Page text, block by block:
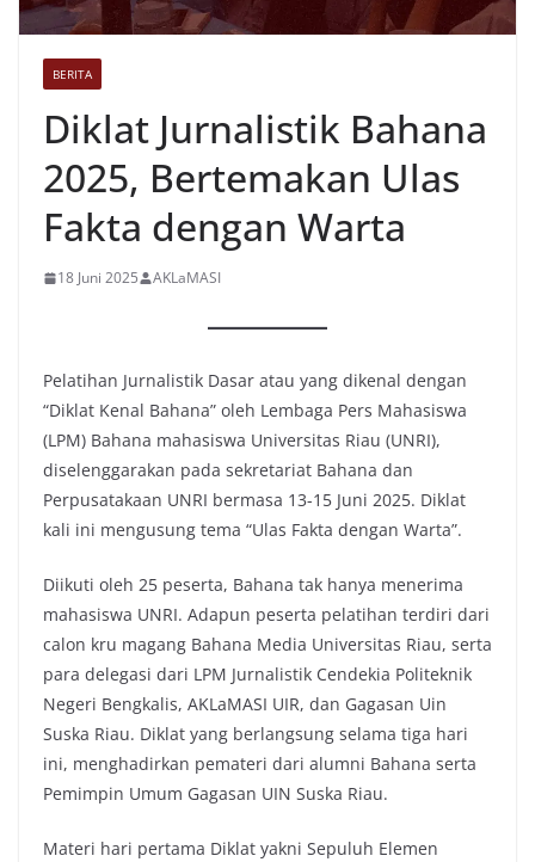
BERITA
Diklat Jurnalistik Bahana
2025, Bertemakan Ulas
Fakta dengan Warta
18 Juni 2025 AKLaMASI
Pelatihan Jurnalistik Dasar atau yang dikenal dengan
“Diklat Kenal Bahana” oleh Lembaga Pers Mahasiswa
(LPM) Bahana mahasiswa Universitas Riau (UNRI),
diselenggarakan pada sekretariat Bahana dan
Perpusatakaan UNRI bermasa 13-15 Juni 2025. Diklat
kali ini mengusung tema “Ulas Fakta dengan Warta”.
Diikuti oleh 25 peserta, Bahana tak hanya menerima
mahasiswa UNRI. Adapun peserta pelatihan terdiri dari
calon kru magang Bahana Media Universitas Riau, serta
para delegasi dari LPM Jurnalistik Cendekia Politeknik
Negeri Bengkalis, AKLaMASI UIR, dan Gagasan Uin
Suska Riau. Diklat yang berlangsung selama tiga hari
ini, menghadirkan pemateri dari alumni Bahana serta
Pemimpin Umum Gagasan UIN Suska Riau.
Materi hari pertama Diklat yakni Sepuluh Elemen